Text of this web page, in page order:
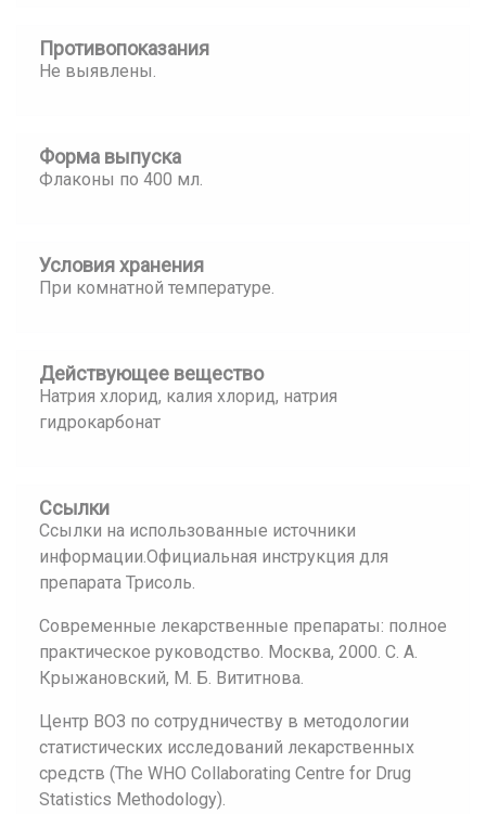
Противопоказания
Не выявлены.
Форма выпуска
Флаконы по 400 мл.
Условия хранения
При комнатной температуре.
Действующее вещество
Натрия хлорид, калия хлорид, натрия
гидрокарбонат
Ссылки
Ссылки на использованные источники
информации.Официальная инструкция для
препарата Трисоль.
Современные лекарственные препараты: полное
практическое руководство. Москва, 2000. С. А.
Крыжановский, М. Б. Вититнова.
Центр ВОЗ по сотрудничеству в методологии
статистических исследований лекарственных
средств (The WHO Collaborating Centre for Drug
Statistics Methodology).